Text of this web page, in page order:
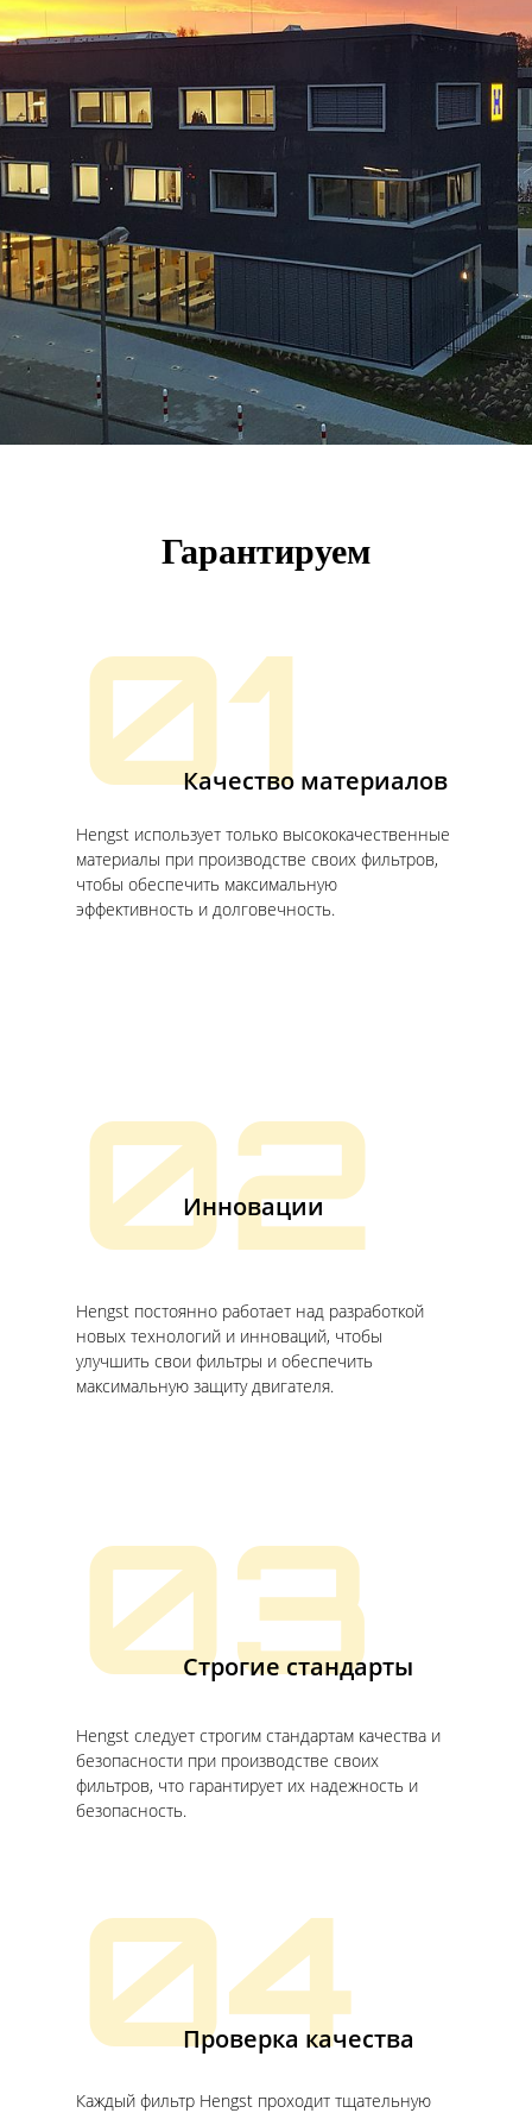
Гарантируем
01
Качество материалов
Hengst использует только высококачественные
материалы при производстве своих фильтров,
чтобы обеспечить максимальную
эффективность и долговечность.
02
Инновации
Hengst постоянно работает над разработкой
новых технологий и инноваций, чтобы
улучшить свои фильтры и обеспечить
максимальную защиту двигателя.
03
Строгие стандарты
Hengst следует строгим стандартам качества и
безопасности при производстве своих
фильтров, что гарантирует их надежность и
безопасность.
04
Проверка качества
Каждый фильтр Hengst проходит тщательную